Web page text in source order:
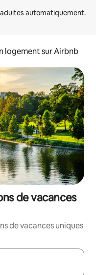
logement sur Airbnb
de vacances
de vacances uniques
les flèches vers le